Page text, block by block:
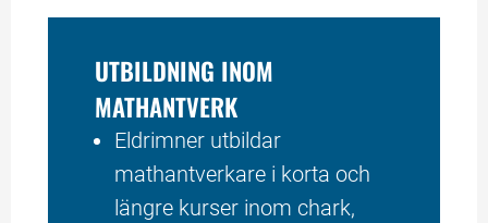
UTBILDNING INOM
MATHANTVERK
Eldrimner utbildar
mathantverkare i korta och
längre kurser inom chark,